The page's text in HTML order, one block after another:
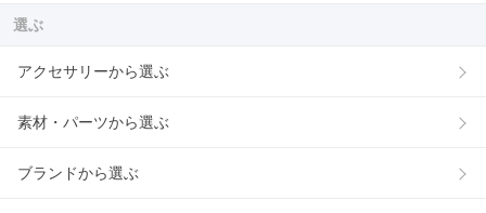
選ぶ
アクセサリーから選ぶ
素材・パーツから選ぶ
ブランドから選ぶ